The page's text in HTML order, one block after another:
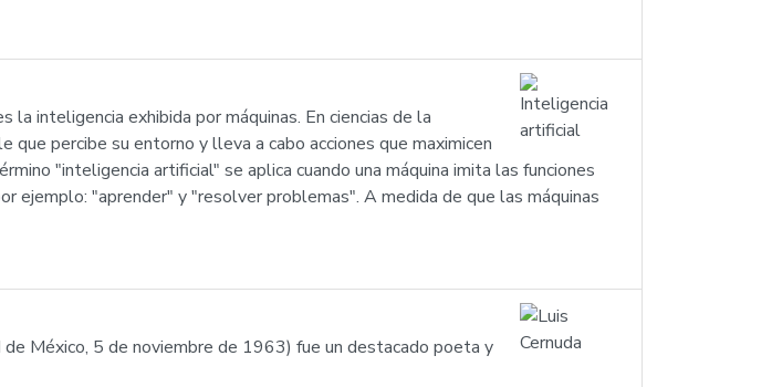
inteligencia exhibida por máquinas. En ciencias de la
percibe su entorno y lleva a cabo acciones que maximicen
"inteligencia artificial" se aplica cuando una máquina imita las funciones
ejemplo: "aprender" y "resolver problemas". A medida de que las máquinas
México, 5 de noviembre de 1963) fue un destacado poeta y